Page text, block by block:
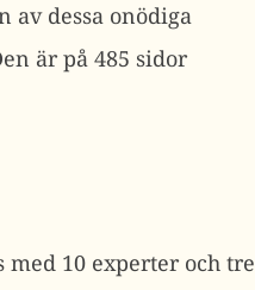
dessa onödiga
är på 485 sidor
10 experter och tre